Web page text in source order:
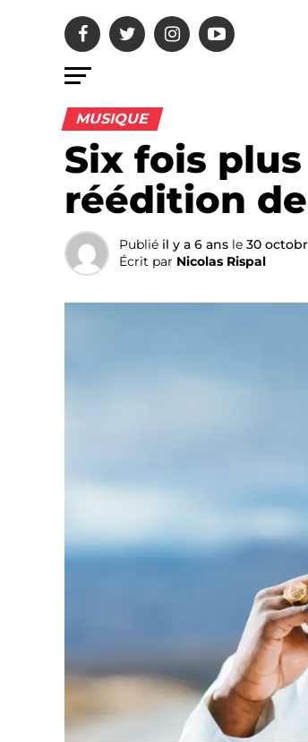
MUSIQUE
Six fois
réédition de
Publié il y a 6 ans le 30
Écrit par Nicolas Rispal